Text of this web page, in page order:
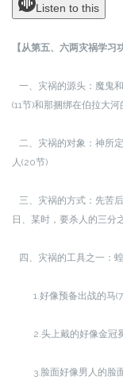
Listen to this
【从第五、六两灾祸学习
一、灾祸的源头：魔鬼
(11节)和那捆绑在伯拉大河
二、灾祸的对象：神所
人(20节)
三、灾祸的方式：先苦
日、某时，要杀人的三分
四、灾祸的工具之一：
1.好像预备出战的马(7
2.头上戴的好像金冠冕
3.脸面好像男人的脸面